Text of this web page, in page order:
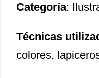
Categoría:
Técnicas
colores,